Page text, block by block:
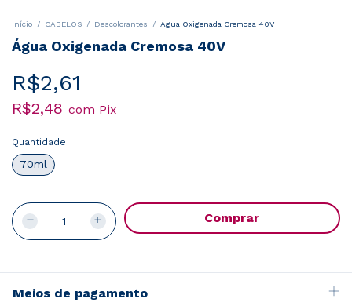
Início / CABELOS / Descolorantes / Água Oxigenada Cremosa 40V
Água Oxigenada Cremosa 40V
R$2,61
R$2,48 com Pix
Quantidade
70ml
Meios de pagamento